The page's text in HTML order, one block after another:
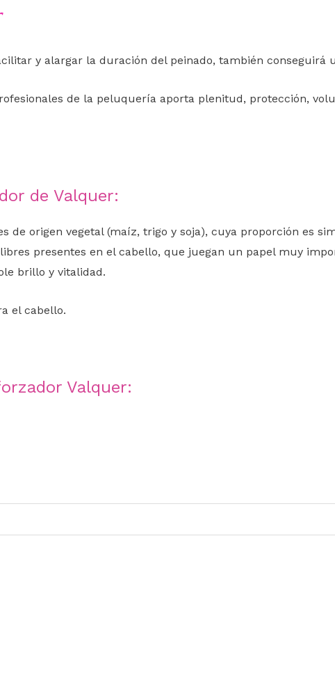
y alargar la duración del peinado, también conseguirá
de la peluquería aporta plenitud, protección,
de Valquer:
de origen vegetal (maíz, trigo y soja), cuya proporción es
presentes en el cabello, que juegan un papel muy
brillo y vitalidad.
el cabello.
Valquer: